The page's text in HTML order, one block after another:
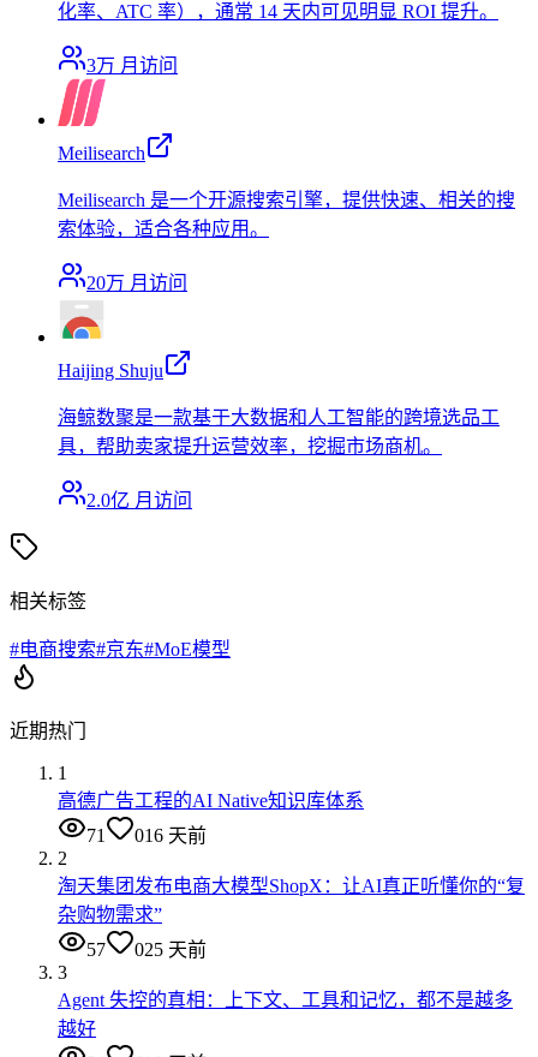
化率、ATC 率），通常 14 天内可见明显 ROI 提升。
3万 月访问
Meilisearch
Meilisearch 是一个开源搜索引擎，提供快速、相关的搜
索体验，适合各种应用。
20万 月访问
Haijing Shuju
海鲸数聚是一款基于大数据和人工智能的跨境选品工
具，帮助卖家提升运营效率，挖掘市场商机。
2.0亿 月访问
相关标签
#电商搜索#京东#MoE模型
近期热门
1
高德广告工程的AI Native知识库体系
71
016 天前
2
淘天集团发布电商大模型ShopX：让AI真正听懂你的“复
杂购物需求”
57
025 天前
3
Agent 失控的真相：上下文、工具和记忆，都不是越多
越好